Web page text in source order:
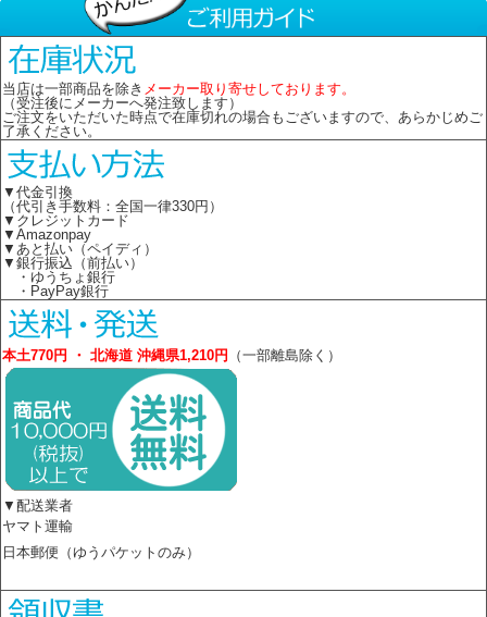
当店は一部商品を除き メーカー取り寄せしております。
（受注後にメーカーへ発注致します）
ご注文をいただいた時点で在庫切れの場合もございますので、あらかじめご
了承ください。
▼代金引換
（代引き手数料：全国一律330円）
▼クレジットカード
▼Amazonpay
▼あと払い（ペイディ）
▼銀行振込（前払い）
・ゆうちょ銀行
・PayPay銀行
本土770円 ・ 北海道 沖縄県1,210円 （一部離島除く）
▼配送業者
ヤマト運輸
日本郵便（ゆうパケットのみ）